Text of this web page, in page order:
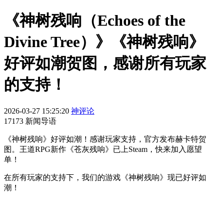
《神树残响（Echoes of the
Divine Tree）》《神树残响》
好评如潮贺图，感谢所有玩家
的支持！
2026-03-27 15:25:20 神评论
17173 新闻导语
《神树残响》好评如潮！感谢玩家支持，官方发布赫卡特贺
图。王道RPG新作《苍灰残响》已上Steam，快来加入愿望
单！
在所有玩家的支持下，我们的游戏《神树残响》现已好评如
潮！